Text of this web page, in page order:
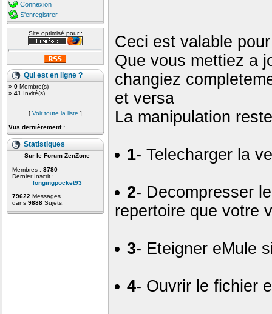
Connexion
S'enregistrer
Site optimisé pour :
Qui est en ligne ?
» 0 Membre(s)
» 41 Invité(s)
[ Voir toute la liste ]
Vus dernièrement :
Statistiques
Sur le Forum ZenZone
Membres : 3780
Dernier Inscrit :
longingpocket93
79622 Messages
dans 9888 Sujets.
Ceci est valable
Que vous mettiez a
changiez
et versa
La manipulation
1- Telecharger la
2- Decompresser
repertoire que votre
3- Eteigner eMule
4- Ouvrir le fichier